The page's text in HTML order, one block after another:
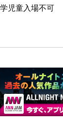
児童入場不可